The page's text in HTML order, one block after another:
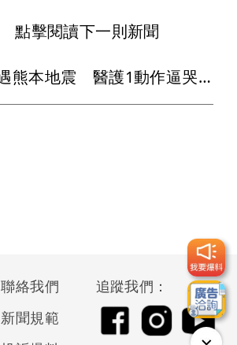
點擊閱讀下一則新聞
感動！開刀突遇熊本地震 醫護1動作逼哭千萬網友
聯絡我們
新聞規範
追蹤我們：